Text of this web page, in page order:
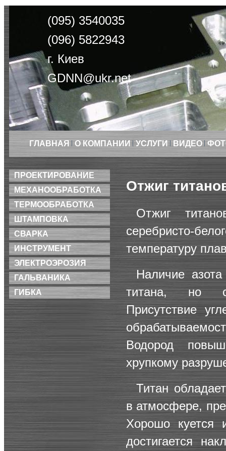
(095) 3540035
(096) 5822943
г. Киев
GDNN@ukr.net
ГЛАВНАЯ О КОМПАНИИ УСЛУГИ ВИДЕО
ПРОЕКТИРОВАНИЕ
МЕХАНООБРАБОТКА
ТЕРМООБРАБОТКА
ШТАМПОВКА
СВАРКА
ИНСТРУМЕНТ
ЭЛЕКТРОЭРОЗИЯ
ГАЛЬВАНИКА
ГИБКА
Отжиг
Отжиг
серебристо-
температуру
Наличие
титана, но
Присутствие
Водород
хрупкому
Титан
в атмосфере,
Хорошо куется
достигается